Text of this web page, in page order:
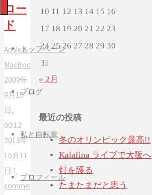
トップページ
ブログ
私と自転車
プロフィール
ロー
ド
Apple &
MacBook
2009年
9月15
日,
00:12
2013年
10月11
日 1
comment
10 11 12 13 14 15 16
17 18 19 20 21 22 23
24 25 26 27 28 29 30
31
« 2月
最近の投稿
冬のオリンピック最高!!
Kalafina ライブで大阪へ
灯を護る
たまたまだと思う